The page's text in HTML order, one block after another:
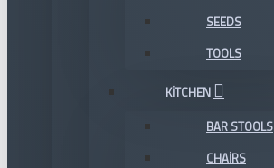
SEEDS
TOOLS
KITCHEN
BAR STOOLS
CHAIRS